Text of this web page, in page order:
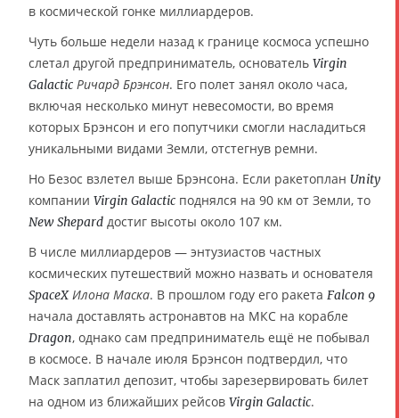
в космической гонке миллиардеров.
Чуть больше недели назад к границе космоса успешно
слетал другой предприниматель, основатель Virgin
Galactic Ричард Брэнсон. Его полет занял около часа,
включая несколько минут невесомости, во время
которых Брэнсон и его попутчики смогли насладиться
уникальными видами Земли, отстегнув ремни.
Но Безос взлетел выше Брэнсона. Если ракетоплан Unity
компании Virgin Galactic поднялся на 90 км от Земли, то
New Shepard достиг высоты около 107 км.
В числе миллиардеров — энтузиастов частных
космических путешествий можно назвать и основателя
SpaceX Илона Маска. В прошлом году его ракета Falcon 9
начала доставлять астронавтов на МКС на корабле
Dragon, однако сам предприниматель ещё не побывал
в космосе. В начале июля Брэнсон подтвердил, что
Маск заплатил депозит, чтобы зарезервировать билет
на одном из ближайших рейсов Virgin Galactic.